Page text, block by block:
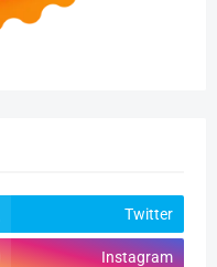
Twitter
Instagram